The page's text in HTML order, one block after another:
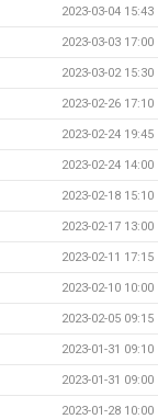
2023-03-04 15:43
2023-03-03 17:00
2023-03-02 15:30
2023-02-26 17:10
2023-02-24 19:45
2023-02-24 14:00
2023-02-18 15:10
2023-02-17 13:00
2023-02-11 17:15
2023-02-10 10:00
2023-02-05 09:15
2023-01-31 09:10
2023-01-31 09:00
2023-01-28 10:00